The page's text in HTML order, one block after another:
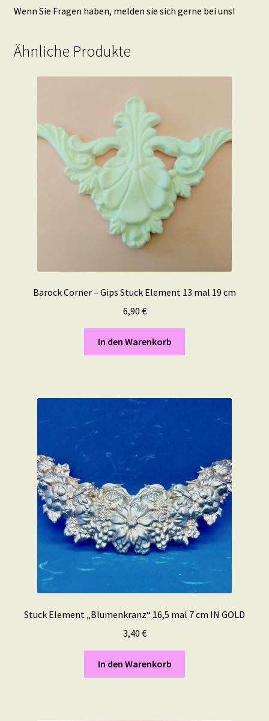
Wenn Sie Fragen haben, melden sie sich gerne bei uns!
Ähnliche Produkte
Barock Corner – Gips Stuck Element 13 mal 19 cm
6,90 €
In den Warenkorb
Stuck Element „Blumenkranz“ 16,5 mal 7 cm IN GOLD
3,40 €
In den Warenkorb